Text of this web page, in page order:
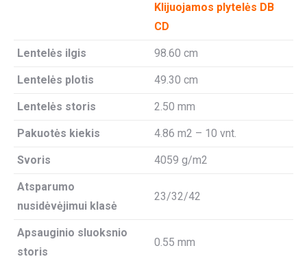
Klijuojamos plytelės DB
CD
Lentelės ilgis 98.60 cm
Lentelės plotis 49.30 cm
Lentelės storis 2.50 mm
Pakuotės kiekis 4.86 m2 – 10 vnt.
Svoris 4059 g/m2
Atsparumo
nusidėvėjimui klasė
23/32/42
Apsauginio sluoksnio
storis
0.55 mm